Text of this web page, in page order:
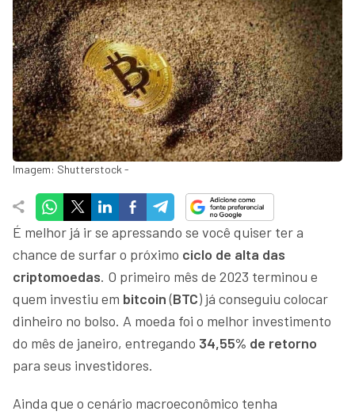
Imagem: Shutterstock -
É melhor já ir se apressando se você quiser ter a
chance de surfar o próximo ciclo de alta das
criptomoedas. O primeiro mês de 2023 terminou e
quem investiu em bitcoin(BTC) já conseguiu colocar
dinheiro no bolso. A moeda foi o melhor investimento
do mês de janeiro, entregando 34,55% de retorno
para seus investidores.
Ainda que o cenário macroeconômico tenha